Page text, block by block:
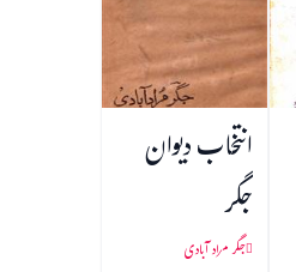
انتخاب دیوان
جگر
جگر مراد آبادی